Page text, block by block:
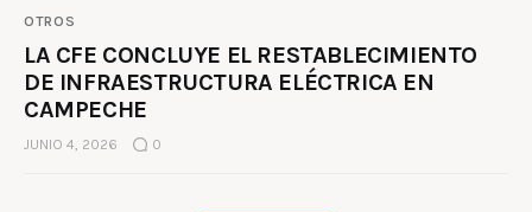
OTROS
LA CFE CONCLUYE EL RESTABLECIMIENTO
DE INFRAESTRUCTURA ELÉCTRICA EN
CAMPECHE
JUNIO 4, 2026 0